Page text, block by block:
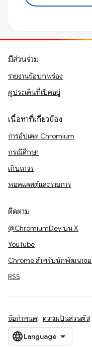
มีส่วนร่วม
รายงานข้อบกพร่อง
ดูประเด็นที่เปิดอยู่
เนื้อหาที่เกี่ยวข้อง
การอัปเดต Chromium
กรณีศึกษา
เก็บถาวร
พอดแคสต์และรายการ
ติดตาม
@ChromiumDev บน X
YouTube
Chrome สำหรับนักพัฒนาซ
RSS
ข้อกำหนด ความเป็นส่วนตัว